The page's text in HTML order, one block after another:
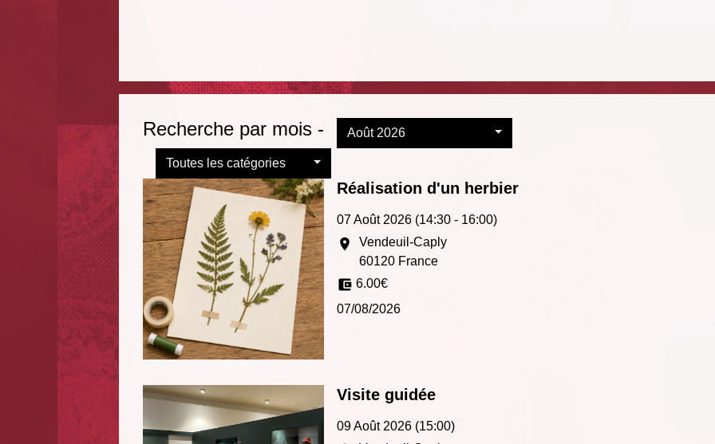
Recherche par mois - Août 2026
Toutes les catégories
Réalisation d'un herbier
07 Août 2026 (14:30 - 16:00)
location_on
Vendeuil-Caply
60120 France
account_balance_wallet 6.00€
07/08/2026
Visite guidée
09 Août 2026 (15:00)